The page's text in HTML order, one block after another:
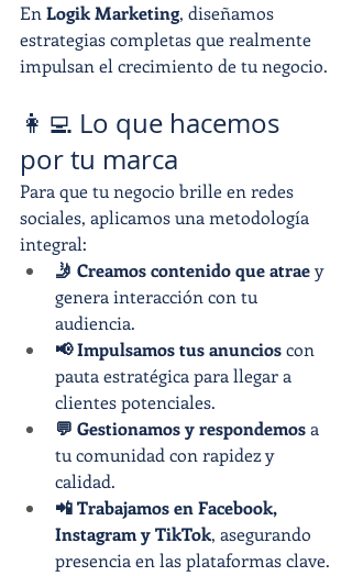
En Logik Marketing, diseñamos
estrategias completas que realmente
impulsan el crecimiento de tu negocio.
👩‍💻 Lo que hacemos
por tu marca
Para que tu negocio brille en redes
sociales, aplicamos una metodología
integral:
🤳 Creamos contenido que atrae y
genera interacción con tu
audiencia.
📢 Impulsamos tus anuncios con
pauta estratégica para llegar a
clientes potenciales.
💬 Gestionamos y respondemos a
tu comunidad con rapidez y
calidad.
📲 Trabajamos en Facebook,
Instagram y TikTok, asegurando
presencia en las plataformas clave.